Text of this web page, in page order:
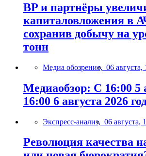
BP и партнёры
капиталовложения в
сохранив добычу на
тонн
Медиа обозрение, 06 августа,
Медиаобзор: С 16:00 5
16:00 6 августа 2026
Экспресс-анализ, 06 августа,
Революция качества